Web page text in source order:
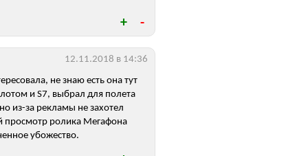
не знаю есть она тут
и S7, выбрал для полета
из-за рекламы не захотел
просмотр ролика Мегафона
убожество.
12.11.2018 в 14:36